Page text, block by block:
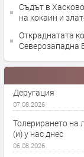
Съдът в
на кокаин и
Откраднатата
Северозападна
Деругация
07.08.2026
Толерирането на
(и) у нас днес
06.08.2026